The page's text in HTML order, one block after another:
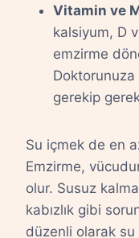
Vitamin ve
kalsiyum, D
emzirme
Doktorunuza
gerekip
Su içmek de en
Emzirme,
olur. Susuz
kabızlık gibi
düzenli olarak